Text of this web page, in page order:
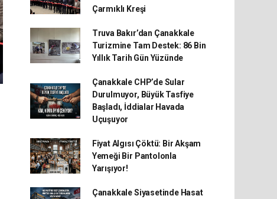
Çarmıklı Kreşi
Truva Bakır’dan Çanakkale
Turizmine Tam Destek: 86 Bin
Yıllık Tarih Gün Yüzünde
Çanakkale CHP’de Sular
Durulmuyor, Büyük Tasfiye
Başladı, İddialar Havada
Uçuşuyor
Fiyat Algısı Çöktü: Bir Akşam
Yemeği Bir Pantolonla
Yarışıyor!
Çanakkale Siyasetinde Hasat